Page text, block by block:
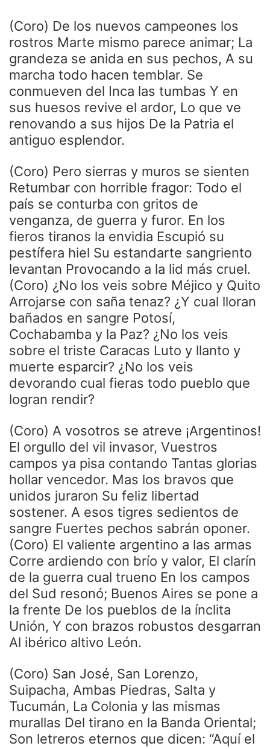
(Coro) De los nuevos campeones los
rostros Marte mismo parece animar; La
grandeza se anida en sus pechos, A su
marcha todo hacen temblar. Se
conmueven del Inca las tumbas Y en
sus huesos revive el ardor, Lo que ve
renovando a sus hijos De la Patria el
antiguo esplendor.
(Coro) Pero sierras y muros se sienten
Retumbar con horrible fragor: Todo el
país se conturba con gritos de
venganza, de guerra y furor. En los
fieros tiranos la envidia Escupió su
pestífera hiel Su estandarte sangriento
levantan Provocando a la lid más cruel.
(Coro) ¿No los veis sobre Méjico y Quito
Arrojarse con saña tenaz? ¿Y cual lloran
bañados en sangre Potosí,
Cochabamba y la Paz? ¿No los veis
sobre el triste Caracas Luto y llanto y
muerte esparcir? ¿No los veis
devorando cual fieras todo pueblo que
logran rendir?
(Coro) A vosotros se atreve ¡Argentinos!
El orgullo del vil invasor, Vuestros
campos ya pisa contando Tantas glorias
hollar vencedor. Mas los bravos que
unidos juraron Su feliz libertad
sostener. A esos tigres sedientos de
sangre Fuertes pechos sabrán oponer.
(Coro) El valiente argentino a las armas
Corre ardiendo con brío y valor, El clarín
de la guerra cual trueno En los campos
del Sud resonó; Buenos Aires se pone a
la frente De los pueblos de la ínclita
Unión, Y con brazos robustos desgarran
Al ibérico altivo León.
(Coro) San José, San Lorenzo,
Suipacha, Ambas Piedras, Salta y
Tucumán, La Colonia y las mismas
murallas Del tirano en la Banda Oriental;
Son letreros eternos que dicen: “Aquí el